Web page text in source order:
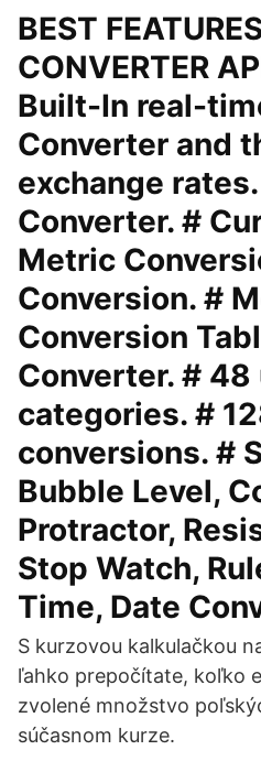
BEST
CONVERTER
Built-In real-
Converter and
exchange
Converter. #
Metric
Conversion. #
Conversion
Converter. # 48
categories. #
conversions. #
Bubble Level,
Protractor,
Stop Watch,
Time, Date
S kurzovou kalkulačkou
ľahko prepočítate, koľko
zvolené množstvo
súčasnom kurze.